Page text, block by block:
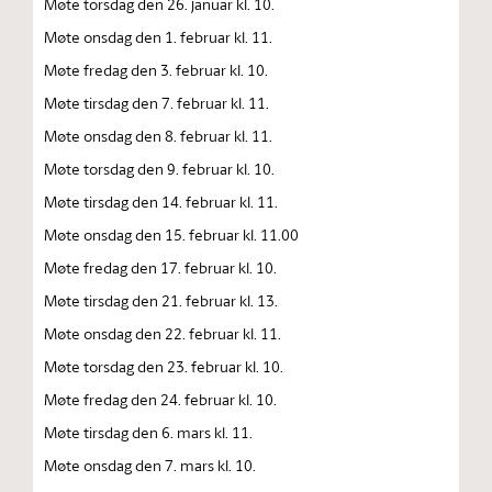
Møte onsdag den 1. februar kl. 11.
Møte fredag den 3. februar kl. 10.
Møte tirsdag den 7. februar kl. 11.
Møte onsdag den 8. februar kl. 11.
Møte torsdag den 9. februar kl. 10.
Møte tirsdag den 14. februar kl. 11.
Møte onsdag den 15. februar kl. 11.00
Møte fredag den 17. februar kl. 10.
Møte tirsdag den 21. februar kl. 13.
Møte onsdag den 22. februar kl. 11.
Møte torsdag den 23. februar kl. 10.
Møte fredag den 24. februar kl. 10.
Møte tirsdag den 6. mars kl. 11.
Møte onsdag den 7. mars kl. 10.